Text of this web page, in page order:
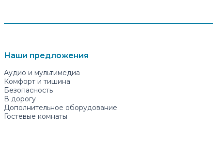
Наши предложения
Аудио и мультимедиа
Комфорт и тишина
Безопасность
В дорогу
Дополнительное оборудование
Гостевые комнаты